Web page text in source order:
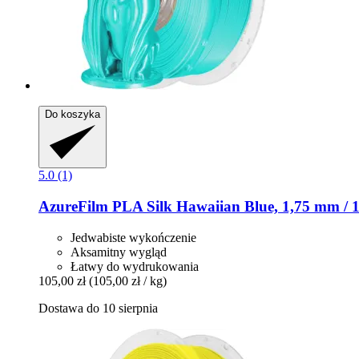
Do koszyka
5.0 (1)
AzureFilm PLA Silk Hawaiian Blue, 1,75 mm /
Jedwabiste wykończenie
Aksamitny wygląd
Łatwy do wydrukowania
105,00 zł (105,00 zł / kg)
Dostawa do 10 sierpnia